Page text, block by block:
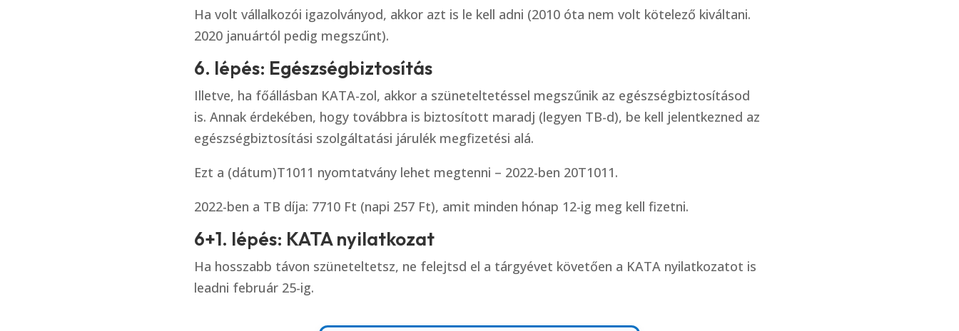
Ha volt vállalkozói igazolványod, akkor azt is le kell adni (2010 óta nem volt kötelező kiváltani.
2020 januártól pedig megszűnt).
6. lépés: Egészségbiztosítás
Illetve, ha főállásban KATA-zol, akkor a szüneteltetéssel megszűnik az egészségbiztosításod
is. Annak érdekében, hogy továbbra is biztosított maradj (legyen TB-d), be kell jelentkezned az
egészségbiztosítási szolgáltatási járulék megfizetési alá.
Ezt a (dátum)T1011 nyomtatvány lehet megtenni – 2022-ben 20T1011.
2022-ben a TB díja: 7710 Ft (napi 257 Ft), amit minden hónap 12-ig meg kell fizetni.
6+1. lépés: KATA nyilatkozat
Ha hosszabb távon szüneteltetsz, ne felejtsd el a tárgyévet követően a KATA nyilatkozatot is
leadni február 25-ig.